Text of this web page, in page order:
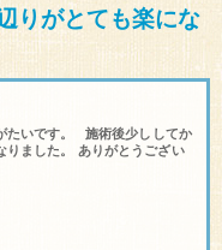
りがとても楽にな
たいです。 施術後少ししてか
りました。 ありがとうござい